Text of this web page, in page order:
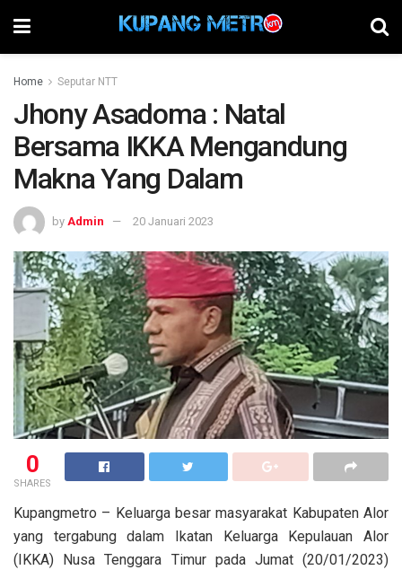
Home Seputar NTT
Jhony Asadoma : Natal
Bersama IKKA Mengandung
Makna Yang Dalam
by Admin 20 Januari 2023
0
SHARES
Kupangmetro – Keluarga besar masyarakat Kabupaten Alor
yang tergabung dalam Ikatan Keluarga Kepulauan Alor
(IKKA) Nusa Tenggara Timur pada Jumat (20/01/2023)